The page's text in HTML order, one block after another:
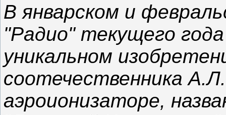
В январском и
"Радио" текущего
уникальном
соотечественника
аэроионизаторе,